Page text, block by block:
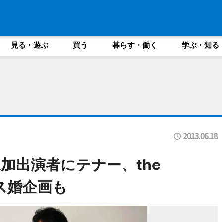
見る・遊ぶ 買う 暮らす・働く 学ぶ・知る
2013.06.18
出演者にテナー、the
企画も